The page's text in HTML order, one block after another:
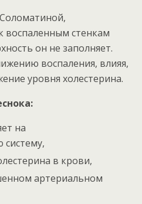
воспаленным стенкам
он не заполняет.
воспаления, влияя,
уровня холестерина.
на
систему,
в крови,
артериальном